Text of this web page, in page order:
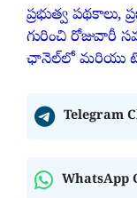
ప్రభుత్వ పథకాలు,
గురించి
ఛానెల్‌లో మరియు
Telegram
WhatsApp